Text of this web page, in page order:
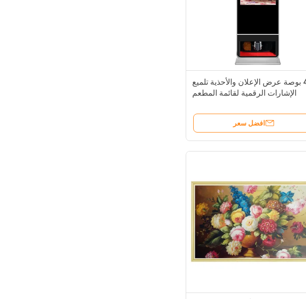
43 بوصة عرض الإعلان والأحذية تلميع
الإشارات الرقمية لقائمة المطعم
افضل سعر